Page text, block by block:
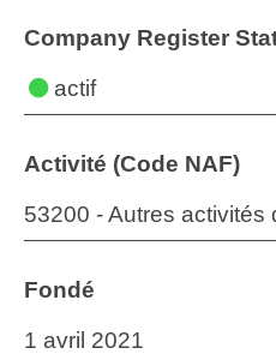
Company Register
actif
Activité (Code NAF)
53200 - Autres activités
Fondé
1 avril 2021